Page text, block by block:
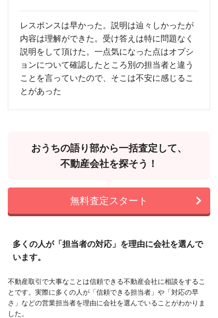
レスポンスは早かった。説明は辿々しかったが
内容は理解ができた。受け答えは特に問題なく
説明をして頂けた。一点気になった点はオプシ
ョンについて確認したところ別の担当者と違う
ことを言っていたので、そこは不安に感じるこ
とがあった
おうちの語り部から一括査定して、
不動産会社を探そう！
無料査定スタート
多くの人が「担当者の対応」を理由に会社を選んで
います。
不動産取引で大事なことは信頼できる不動産会社に相談をするこ
とです。実際に多くの人が「信頼できる担当者」や「対応の早
さ」などの営業担当者を理由に会社を選んでいることがわかりま
した。